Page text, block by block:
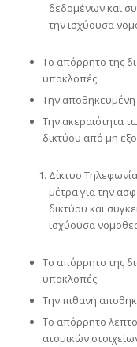
δεδομένων και
την ισχύουσα
Το απόρρητο της
υποκλοπές.
Την
Την ακεραιότητα
δικτύου από μη
Δίκτυο
μέτρα για την
δικτύου και
ισχύουσα
Το απόρρητο της
υποκλοπές.
Την πιθανή
Το απόρρητο
ατομικών